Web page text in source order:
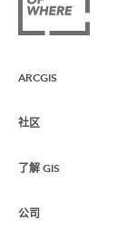
ARCGIS
ArcGIS 概览
制图
社区
Esri 社区
ArcGIS 博客
了解 GIS
什么是 GIS？
公司